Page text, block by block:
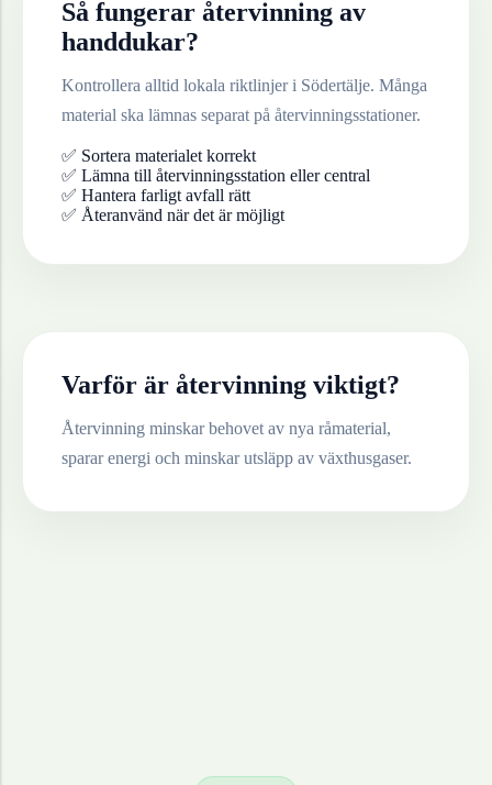
Så fungerar återvinning av
handdukar?
Kontrollera alltid lokala riktlinjer i Södertälje. Många
material ska lämnas separat på återvinningsstationer.
✅ Sortera materialet korrekt
✅ Lämna till återvinningsstation eller central
✅ Hantera farligt avfall rätt
✅ Återanvänd när det är möjligt
Varför är återvinning viktigt?
Återvinning minskar behovet av nya råmaterial,
sparar energi och minskar utsläpp av växthusgaser.